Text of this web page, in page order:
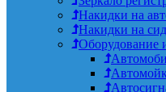
Накидки на
Накидки на
Оборудование